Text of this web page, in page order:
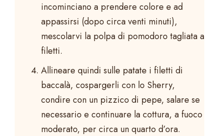
incominciano a prendere colore e ad
appassirsi (dopo circa venti minuti),
mescolarvi la polpa di pomodoro tagliata a
filetti.
Allineare quindi sulle patate i filetti di
baccalà, cospargerli con lo Sherry,
condire con un pizzico di pepe, salare se
necessario e continuare la cottura, a fuoco
moderato, per circa un quarto d’ora.